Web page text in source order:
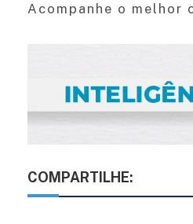
Acompanhe o melhor
COMPARTILHE: